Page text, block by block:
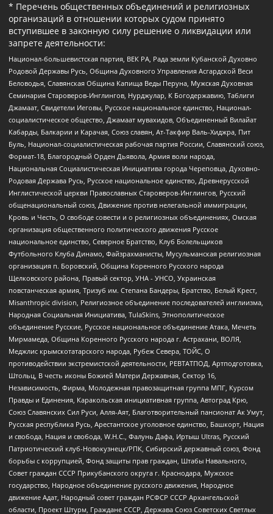
* Перечень общественных объединений и религиозных
организаций в отношении которых судом принято
вступившее в законную силу решение о ликвидации или
запрете деятельности:
Национал-большевистская партия, ВЕК РА, Рада земли Кубанской Духовно
Родовой Державы Русь, Община Духовного Управления Асгардской Веси
Беловодья, Славянская Община Капища Веды Перуна, Мужская Духовная
Семинария Староверов-Инглингов, Нурджулар, К Богодержавию, Таблиги
Джамаат, Свидетели Иеговы, Русское национальное единство, Национал-
социалистическое общество, Джамаат мувахидов, Объединенный Вилайат
Кабарды, Балкарии и Карачая, Союз славян, Ат-Такфир Валь-Хиджра, Пит
Буль, Национал-социалистическая рабочая партия России, Славянский союз,
Формат-18, Благородный Орден Дьявола, Армия воли народа,
Национальная Социалистическая Инициатива города Череповца, Духовно-
Родовая Держава Русь, Русское национальное единство, Древнерусской
Инглистической церкви Православных Староверов-Инглингов, Русский
общенациональный союз, Движение против нелегальной иммиграции,
Кровь и Честь, О свободе совести и о религиозных объединениях, Омская
организация общественного политического движения Русское
национальное единство, Северное Братство, Клуб Болельщиков
Футбольного Клуба Динамо, Файзрахманисты, Мусульманская религиозная
организация п. Боровский, Община Коренного Русского народа
Щелковского района, Правый сектор, УНА - УНСО, Украинская
повстанческая армия, Тризуб им. Степана Бандеры, Братство, Белый Крест,
Misanthropic division, Религиозное объединение последователей инглиизма,
Народная Социальная Инициатива, TulaSkins, Этнополитическое
объединение Русские, Русское национальное объединение Атака, Мечеть
Мирмамеда, Община Коренного Русского народа г. Астрахани, ВОЛЯ,
Меджлис крымскотатарского народа, Рубеж Севера, ТОЙС, О
противодействии экстремистской деятельности, РЕВТАТПОД, Артподготовка,
Штольц, В честь иконы Божией Матери Державная, Сектор 16,
Независимость, Фирма, Молодежная правозащитная группа МПГ, Курсом
Правды и Единения, Каракольская инициативная группа, Автоград Крю,
Союз Славянских Сил Руси, Алля-Аят, Благотворительный пансионат Ак Умут,
Русская республика Русь, Арестантское уголовное единство, Башкорт, Нация
и свобода, Нация и свобода, W.H.С., Фалунь Дафа, Иртыш Ultras, Русский
Патриотический клуб-Новокузнецк/РПК, Сибирский державный союз, Фонд
борьбы с коррупцией, Фонд защиты прав граждан, Штабы Навального,
Совет граждан СССР Прикубанского округа г. Краснодара, Мужское
государство, Народное объединение русского движения, Народное
движение Адат, Народный совет граждан РСФСР СССР Архангельской
области, Проект Штурм, Граждане СССР, Держава Союз Советских Светлых